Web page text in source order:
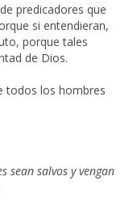
predicadores que
si entendieran,
porque tales
de Dios.
todos los hombres
sean salvos y vengan